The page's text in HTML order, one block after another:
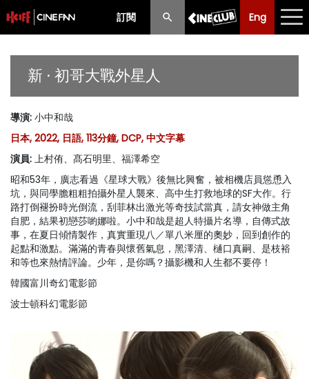
訂閱 Eng
Eng 中文
節目
購票須知
優惠計劃
前期節目
新 · 初哥大戰外星人
導演: 小中和哉
日本, 2022, 日語, 113分鐘, DCP, 中文字幕
演員: 上村侑、髙石明里、福澤希空
昭和53年，廣志看過《星球大戰》後無比興奮，被相機店員慫恿入
坑，與同學膽粗粗拍攝外星人襲來、高中生打救地球的SF大作。行
路打倒褪扮時光倒流，刮菲林出激光等奇技試當真，請女神做主角
自肥，結果初戀莎喲娜啦。小中和哉是超人特攝片名導，自傳式故
事，在夏日傾情製作，真實重現八／單八米厘的奧妙，回到創作的
起點和激點。滿滿的青春與懷舊氣息，黑澤清、樋口真嗣、是枝裕
和等也來熱情評論。少年，是你嗎？攝影機和人生都不要停！
韓國富川奇幻電影節
波士頓科幻電影節